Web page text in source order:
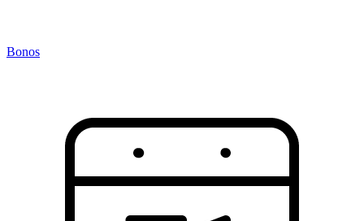
Bonos